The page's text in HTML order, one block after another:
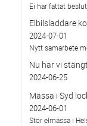
Ei har fattat
Elbilsladdare
2024-07-01
Nytt samarbete
Nu har vi
2024-06-25
Mässa i Syd
2024-06-01
Stor elmässa i